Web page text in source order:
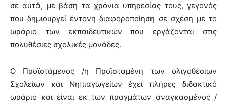
σε αυτά, με βάση τα χρόνια υπηρεσίας τους, γεγονός
που δημιουργεί έντονη διαφοροποίηση σε σχέση με το
ωράριο των εκπαιδευτικών που εργάζονται στις
πολυθέσιες σχολικές μονάδες.
Ο Προϊστάμενος /η Προϊσταμένη των ολιγοθέσιων
Σχολείων και Νηπιαγωγείων έχει πλήρες διδακτικό
ωράριο και είναι εκ των πραγμάτων αναγκασμένος /